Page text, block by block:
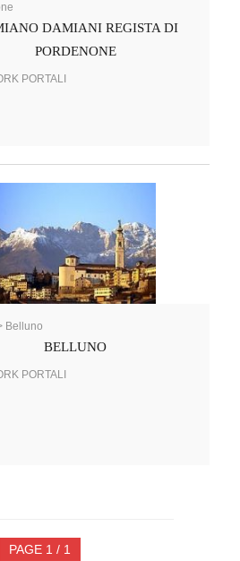
DAMIANI REGISTA DI
PORDENONE
PORTALI
Belluno
BELLUNO
PORTALI
PAGE 1 / 1